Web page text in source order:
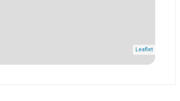
Leaflet